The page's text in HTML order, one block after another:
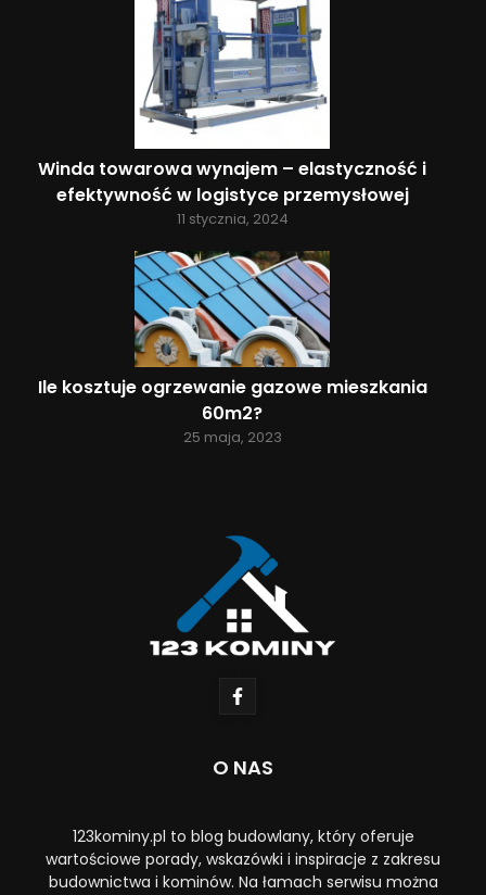
Winda towarowa wynajem – elastyczność i
efektywność w logistyce przemysłowej
11 stycznia, 2024
Ile kosztuje ogrzewanie gazowe mieszkania
60m2?
25 maja, 2023
O NAS
123kominy.pl to blog budowlany, który oferuje
wartościowe porady, wskazówki i inspiracje z zakresu
budownictwa i kominów. Na łamach serwisu można